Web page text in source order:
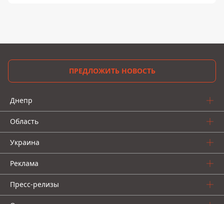
ПРЕДЛОЖИТЬ НОВОСТЬ
Днепр
Область
Украина
Реклама
Пресс-релизы